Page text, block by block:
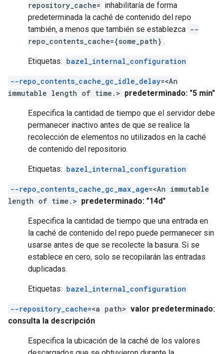
repository_cache= inhabilitaría de forma
predeterminada la caché de contenido del repo
también, a menos que también se establezca --
repo_contents_cache={some_path} .
Etiquetas: bazel_internal_configuration
--repo_contents_cache_gc_idle_delay=<An
immutable length of time.> predeterminado: "5 min"
Especifica la cantidad de tiempo que el servidor debe
permanecer inactivo antes de que se realice la
recolección de elementos no utilizados en la caché
de contenido del repositorio.
Etiquetas: bazel_internal_configuration
--repo_contents_cache_gc_max_age=<An immutable
length of time.> predeterminado: "14d"
Especifica la cantidad de tiempo que una entrada en
la caché de contenido del repo puede permanecer sin
usarse antes de que se recolecte la basura. Si se
establece en cero, solo se recopilarán las entradas
duplicadas.
Etiquetas: bazel_internal_configuration
--repository_cache=<a path> valor predeterminado:
consulta la descripción
Especifica la ubicación de la caché de los valores